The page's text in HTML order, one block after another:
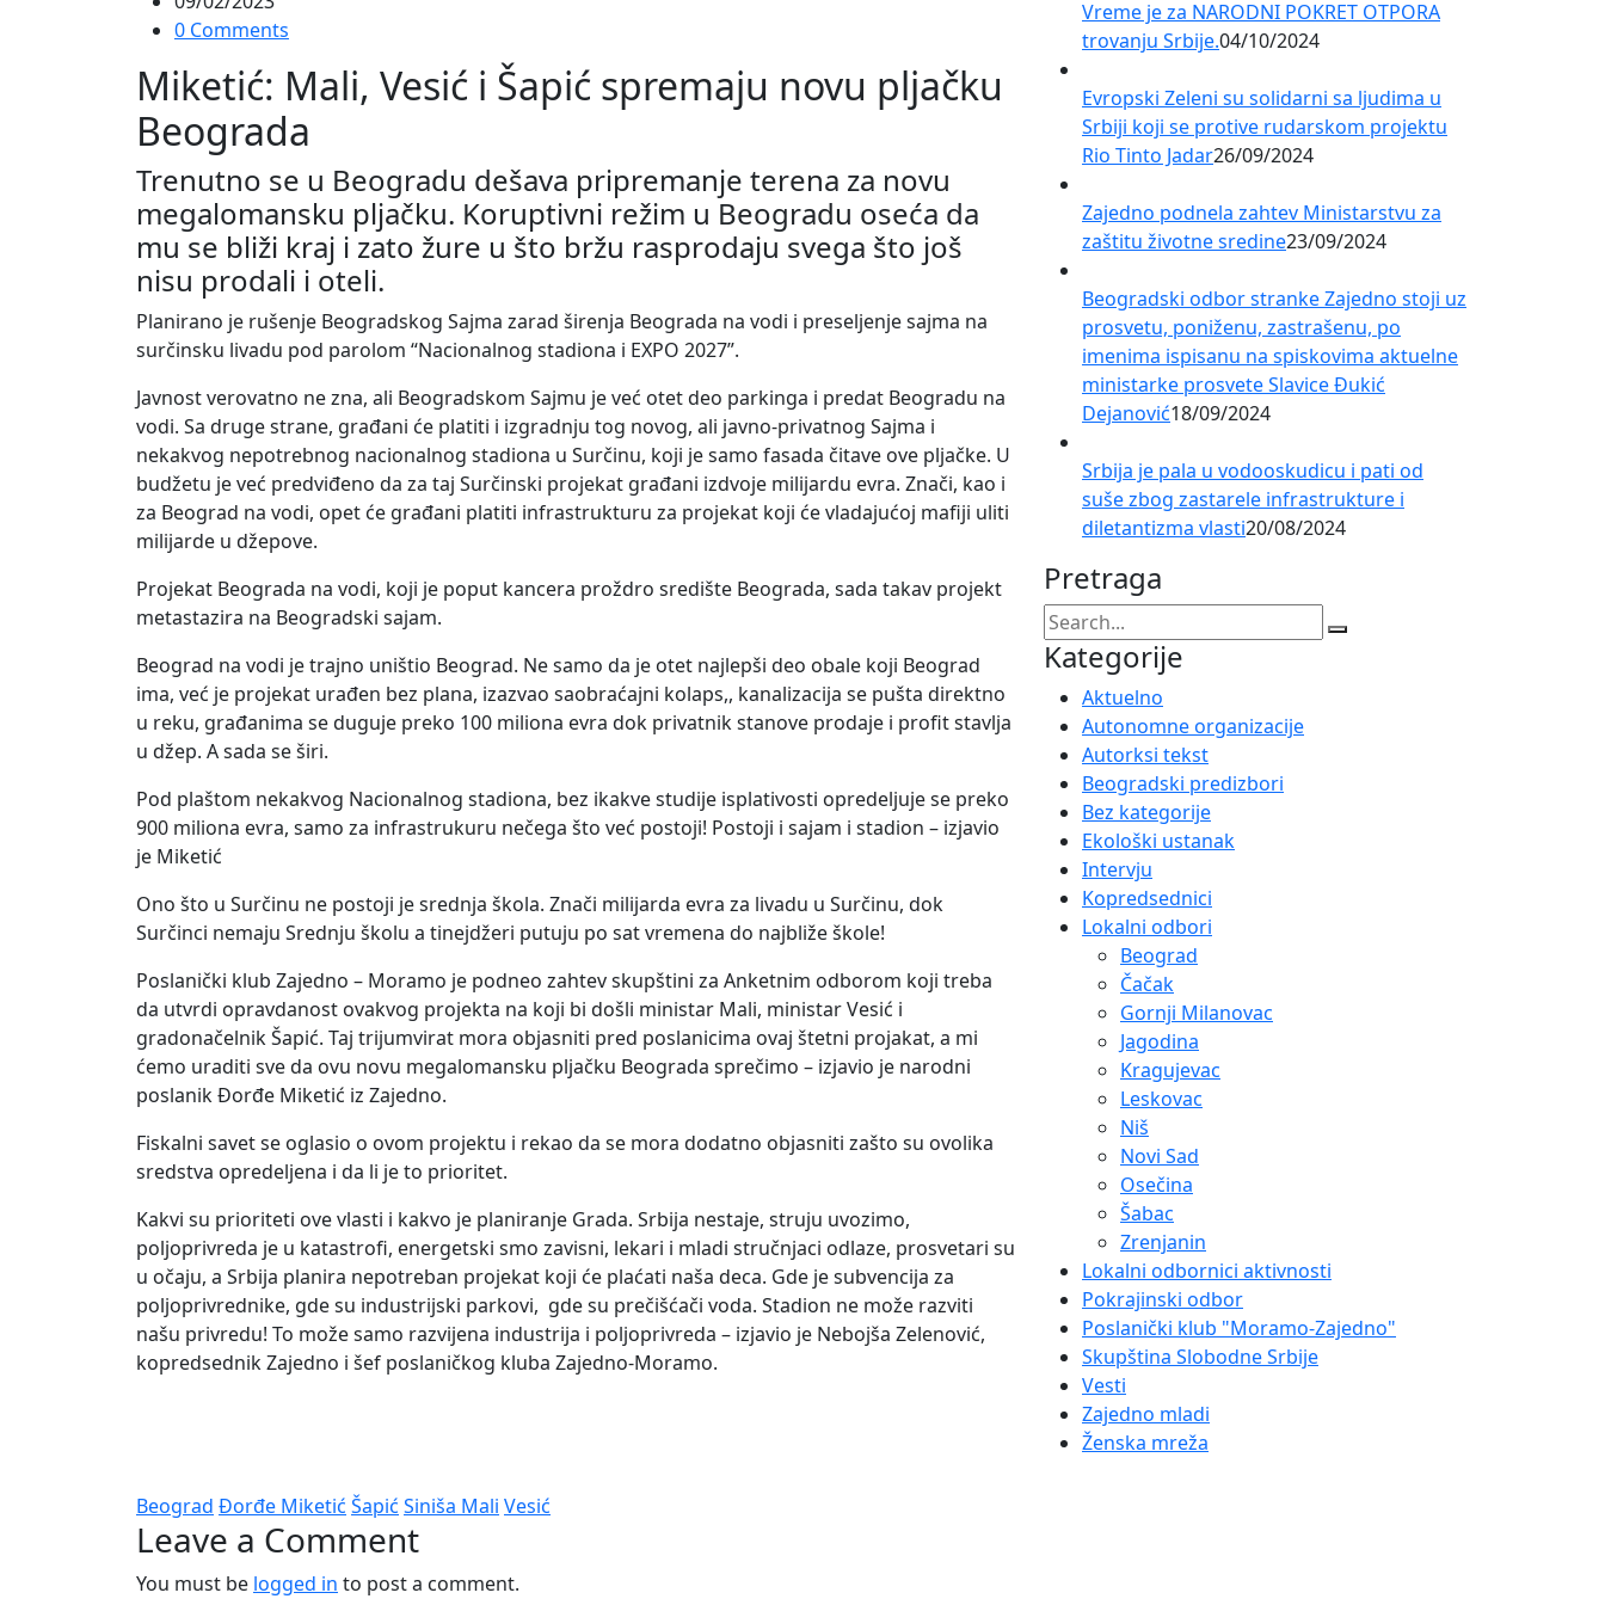
0 Comments
Miketić: Mali, Vesić i Šapić spremaju novu pljačku
Beograda
Trenutno se u Beogradu dešava pripremanje terena za novu
megalomansku pljačku. Koruptivni režim u Beogradu oseća da
mu se bliži kraj i zato žure u što bržu rasprodaju svega što još
nisu prodali i oteli.
Planirano je rušenje Beogradskog Sajma zarad širenja Beograda na vodi i preseljenje sajma na
surčinsku livadu pod parolom “Nacionalnog stadiona i EXPO 2027”.
Javnost verovatno ne zna, ali Beogradskom Sajmu je već otet deo parkinga i predat Beogradu na
vodi. Sa druge strane, građani će platiti i izgradnju tog novog, ali javno-privatnog Sajma i
nekakvog nepotrebnog nacionalnog stadiona u Surčinu, koji je samo fasada čitave ove pljačke. U
budžetu je već predviđeno da za taj Surčinski projekat građani izdvoje milijardu evra. Znači, kao i
za Beograd na vodi, opet će građani platiti infrastrukturu za projekat koji će vladajućoj mafiji uliti
milijarde u džepove.
Projekat Beograda na vodi, koji je poput kancera proždro središte Beograda, sada takav projekt
metastazira na Beogradski sajam.
Beograd na vodi je trajno uništio Beograd. Ne samo da je otet najlepši deo obale koji Beograd
ima, već je projekat urađen bez plana, izazvao saobraćajni kolaps,, kanalizacija se pušta direktno
u reku, građanima se duguje preko 100 miliona evra dok privatnik stanove prodaje i profit stavlja
u džep. A sada se širi.
Pod plaštom nekakvog Nacionalnog stadiona, bez ikakve studije isplativosti opredeljuje se preko
900 miliona evra, samo za infrastrukuru nečega što već postoji! Postoji i sajam i stadion – izjavio
je Miketić
Ono što u Surčinu ne postoji je srednja škola. Znači milijarda evra za livadu u Surčinu, dok
Surčinci nemaju Srednju školu a tinejdžeri putuju po sat vremena do najbliže škole!
Poslanički klub Zajedno – Moramo je podneo zahtev skupštini za Anketnim odborom koji treba
da utvrdi opravdanost ovakvog projekta na koji bi došli ministar Mali, ministar Vesić i
gradonačelnik Šapić. Taj trijumvirat mora objasniti pred poslanicima ovaj štetni projakat, a mi
ćemo uraditi sve da ovu novu megalomansku pljačku Beograda sprečimo – izjavio je narodni
poslanik Đorđe Miketić iz Zajedno.
Fiskalni savet se oglasio o ovom projektu i rekao da se mora dodatno objasniti zašto su ovolika
sredstva opredeljena i da li je to prioritet.
Kakvi su prioriteti ove vlasti i kakvo je planiranje Grada. Srbija nestaje, struju uvozimo,
poljoprivreda je u katastrofi, energetski smo zavisni, lekari i mladi stručnjaci odlaze, prosvetari su
u očaju, a Srbija planira nepotreban projekat koji će plaćati naša deca. Gde je subvencija za
poljoprivrednike, gde su industrijski parkovi, gde su prečišćači voda. Stadion ne može razviti
našu privredu! To može samo razvijena industrija i poljoprivreda – izjavio je Nebojša Zelenović,
kopredsednik Zajedno i šef poslaničkog kluba Zajedno-Moramo.
Beograd Đorđe Miketić Šapić Siniša Mali Vesić
Leave a Comment
You must be logged in to post a comment.
Vreme je za NARODNI POKRET OTPORA
trovanju Srbije.04/10/2024
Evropski Zeleni su solidarni sa ljudima u
Srbiji koji se protive rudarskom projektu
Rio Tinto Jadar26/09/2024
Zajedno podnela zahtev Ministarstvu za
zaštitu životne sredine23/09/2024
Beogradski odbor stranke Zajedno stoji uz
prosvetu, poniženu, zastrašenu, po
imenima ispisanu na spiskovima aktuelne
ministarke prosvete Slavice Đukić
Dejanović18/09/2024
Srbija je pala u vodooskudicu i pati od
suše zbog zastarele infrastrukture i
diletantizma vlasti20/08/2024
Pretraga
Kategorije
Aktuelno
Autonomne organizacije
Autorksi tekst
Beogradski predizbori
Bez kategorije
Ekološki ustanak
Intervju
Kopredsednici
Lokalni odbori
Beograd
Čačak
Gornji Milanovac
Jagodina
Kragujevac
Leskovac
Niš
Novi Sad
Osečina
Šabac
Zrenjanin
Lokalni odbornici aktivnosti
Pokrajinski odbor
Poslanički klub "Moramo-Zajedno"
Skupština Slobodne Srbije
Vesti
Zajedno mladi
Ženska mreža